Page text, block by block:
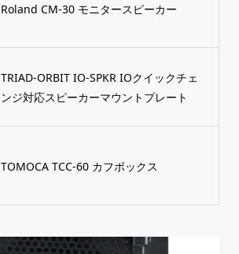
Roland CM-30 モニタースピーカー
TRIAD-ORBIT IO-SPKR IOクイックチェ
ンジ対応スピーカーマウントプレート
TOMOCA TCC-60 カフボックス